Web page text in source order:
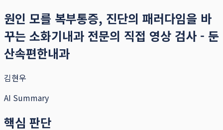
원인 모를 복부통증, 진단의 패러다임을 바
꾸는 소화기내과 전문의 직접 영상 검사 - 둔
산속편한내과
김현우
AI Summary
핵심 판단